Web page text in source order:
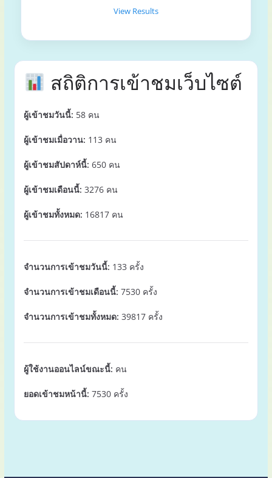
View Results
สถิติการเข้าชมเว็บไซต์
ผู้เข้าชมวันนี้: 58 คน
ผู้เข้าชมเมื่อวาน: 113 คน
ผู้เข้าชมสัปดาห์นี้: 650 คน
ผู้เข้าชมเดือนนี้: 3276 คน
ผู้เข้าชมทั้งหมด: 16817 คน
จำนวนการเข้าชมวันนี้: 133 ครั้ง
จำนวนการเข้าชมเดือนนี้: 7530 ครั้ง
จำนวนการเข้าชมทั้งหมด: 39817 ครั้ง
ผู้ใช้งานออนไลน์ขณะนี้: คน
ยอดเข้าชมหน้านี้: 7530 ครั้ง